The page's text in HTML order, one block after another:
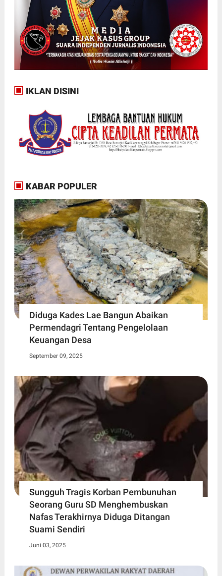
IKLAN DISINI
KABAR POPULER
Diduga Kades Lae Bangun Abaikan
Permendagri Tentang Pengelolaan
Keuangan Desa
September 09, 2025
Sungguh Tragis Korban Pembunuhan
Seorang Guru SD Menghembuskan
Nafas Terakhirnya Diduga Ditangan
Suami Sendiri
Juni 03, 2025